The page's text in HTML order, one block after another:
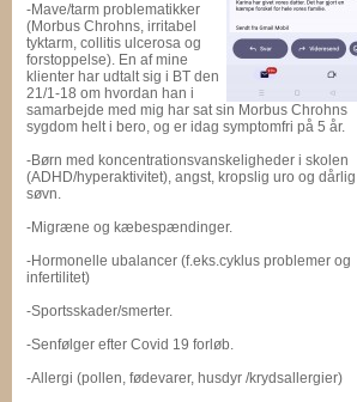
-Mave/tarm problematikker
(Morbus Chrohns, irritabel
tyktarm, collitis ulcerosa og
forstoppelse). En af mine
klienter har udtalt sig i BT den
21/1-18 om hvordan han i
samarbejde med mig har sat sin Morbus Chrohns
sygdom helt i bero, og er idag symptomfri på 5 år.
-Børn med koncentrationsvanskeligheder i skolen
(ADHD/hyperaktivitet), angst, kropslig uro og dårlig
søvn.
-Migræne og kæbespændinger.
-Hormonelle ubalancer (f.eks.cyklus problemer og
infertilitet)
-Sportsskader/smerter.
-Senfølger efter Covid 19 forløb.
-Allergi (pollen, fødevarer, husdyr /krydsallergier)